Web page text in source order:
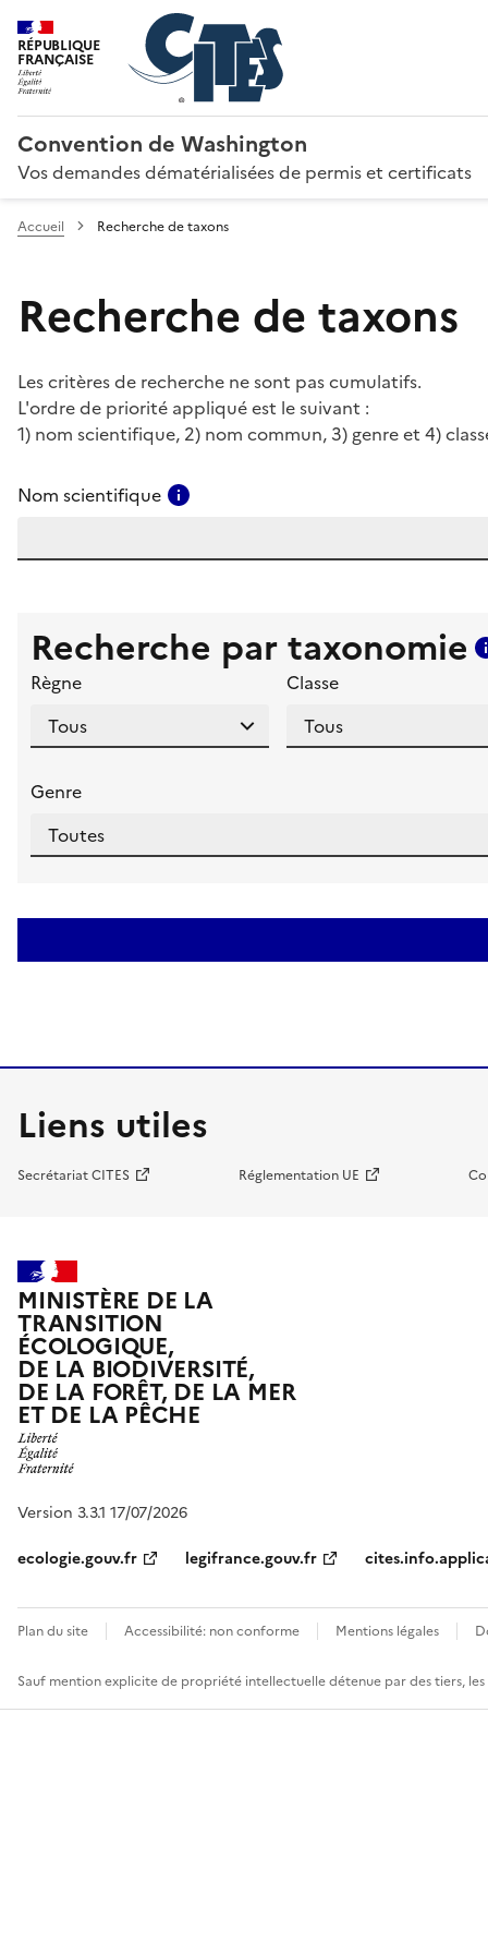
RÉPUBLIQUE
FRANÇAISE
Convention de Washington
Vos demandes dématérialisées de permis et certificats
Accueil Recherche de taxons
Recherche de taxons
Les critères de recherche ne sont pas cumulatifs.
L'ordre de priorité appliqué est le suivant :
1) nom scientifique, 2) nom commun, 3) genre et 4)
Nom scientifique
Recherche par taxonomie
Règne Classe
Genre
Liens utiles
Secrétariat CITES Réglementation UE
MINISTÈRE DE LA
TRANSITION
ÉCOLOGIQUE,
DE LA BIODIVERSITÉ,
DE LA FORÊT, DE LA MER
ET DE LA PÊCHE
Version 3.3.1 17/07/2026
ecologie.gouv.fr
legifrance.gouv.fr
Plan du site Accessibilité: non conforme Mentions légales
Sauf mention explicite de propriété intellectuelle détenue par des tiers,